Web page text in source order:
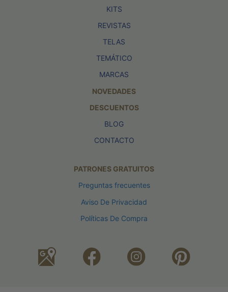
KITS
REVISTAS
TELAS
TEMÁTICO
MARCAS
NOVEDADES
DESCUENTOS
BLOG
CONTACTO
PATRONES GRATUITOS
Preguntas frecuentes
Aviso De Privacidad
Políticas De Compra